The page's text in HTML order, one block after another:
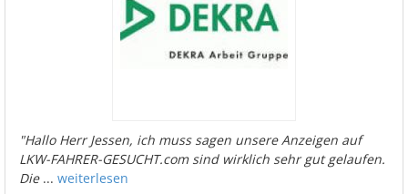
"Hallo Herr Jessen, ich muss sagen unsere Anzeigen auf
LKW-FAHRER-GESUCHT.com sind wirklich sehr gut gelaufen.
Die... weiterlesen